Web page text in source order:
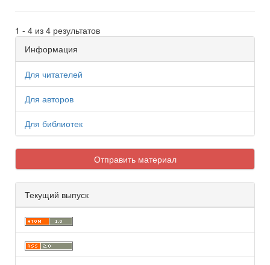
1 - 4 из 4 результатов
Информация
Для читателей
Для авторов
Для библиотек
Отправить материал
Текущий выпуск